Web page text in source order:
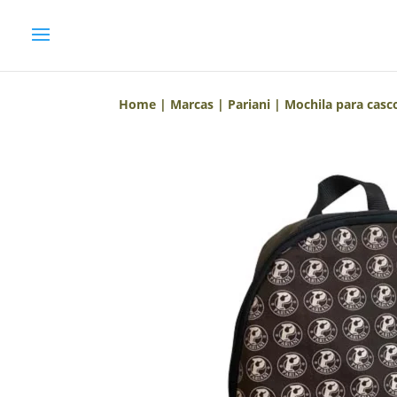
Home | Marcas | Pariani | Mochila para